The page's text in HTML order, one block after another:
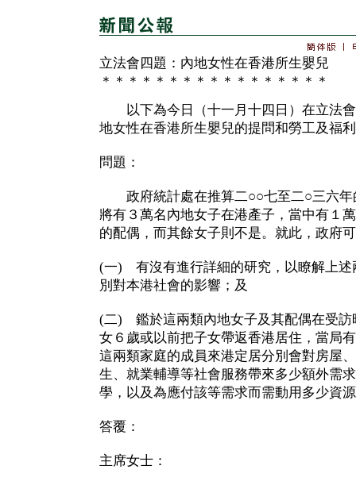
立法會四題：內地女性在香港所生嬰兒
＊＊＊＊＊＊＊＊＊＊＊＊＊＊＊＊＊
以下為今日（十一月十四日）在立法會
地女性在香港所生嬰兒的提問和勞工及福
問題：
政府統計處在推算二○○七至二○三六年
將有３萬名內地女子在港產子，當中有１
的配偶，而其餘女子則不是。就此，政府
(一) 有沒有進行詳細的研究，以瞭解上述
別對本港社會的影響；及
(二) 鑑於這兩類內地女子及其配偶在受訪
女６歲或以前把子女帶返香港居住，當局
這兩類家庭的成員來港定居分別會對房屋
生、就業輔導等社會服務帶來多少額外需
學，以及為應付該等需求而需動用多少資
答覆：
主席女士：